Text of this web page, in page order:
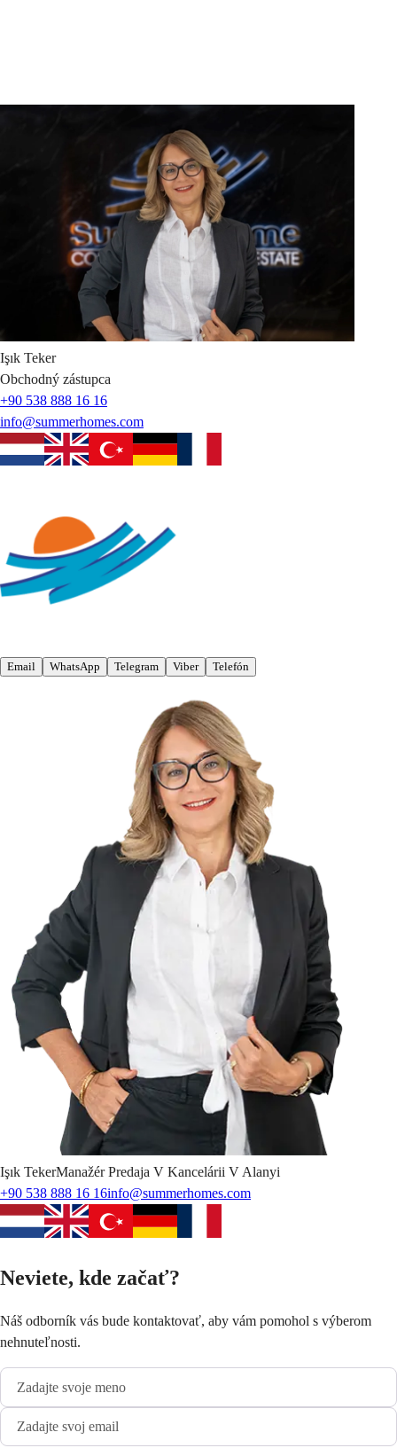
Işık Teker
Obchodný zástupca
+90 538 888 16 16
info@summerhomes.com
Email WhatsApp Telegram Viber Telefón
Işık TekerManažér Predaja V Kancelárii V Alanyi
+90 538 888 16 16info@summerhomes.com
Neviete, kde začať?
Náš odborník vás bude kontaktovať, aby vám pomohol s výberom
nehnuteľnosti.